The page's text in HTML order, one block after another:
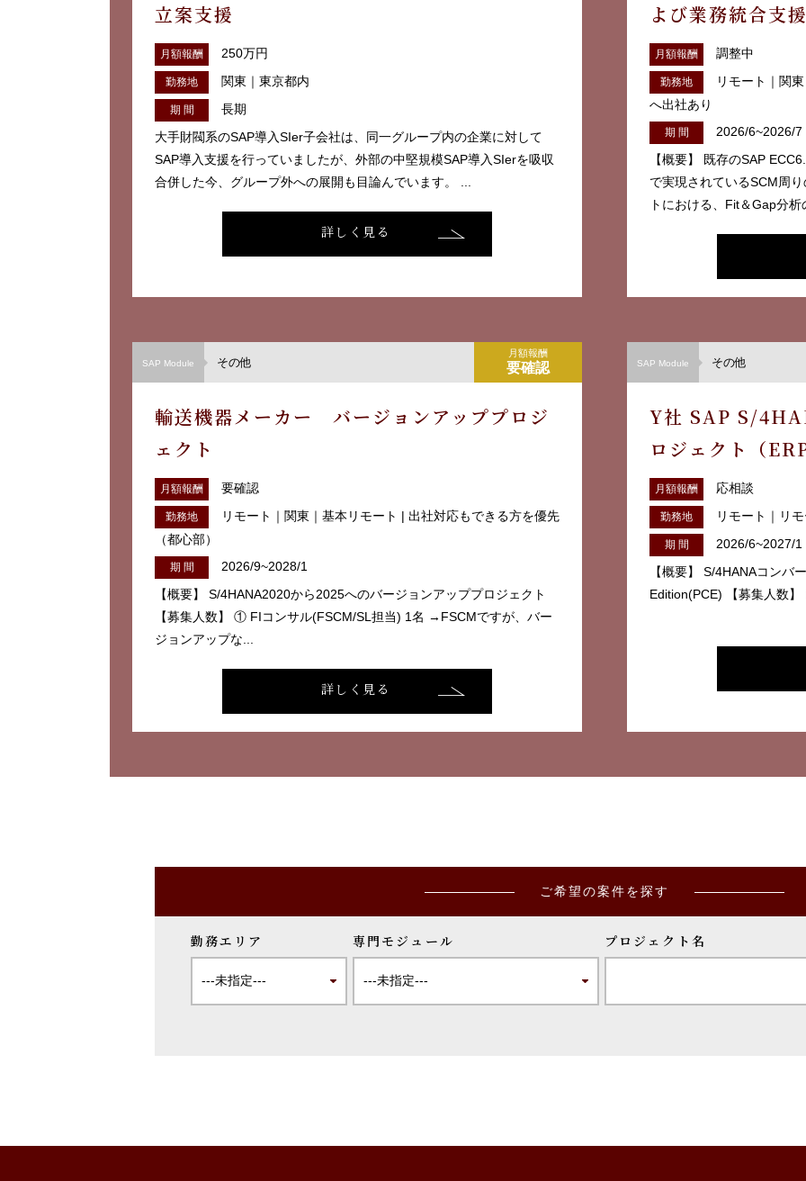
立案支援
月額報酬 250万円
勤務地 関東｜東京都内
期 間
長期
大手財閥系のSAP導入SIer子会社は、同一グループ内の企業に対して
SAP導入支援を行っていましたが、外部の中堅規模SAP導入SIerを吸収
合併した今、グループ外への展開も目論んでいます。 ...
詳しく見る
よび業務統合支援
月額報酬 調整中
勤務地
リモート｜関
へ出社あり
期 間
2026/6~2026/7
【概要】 既存のSAP
で実現されているSCM周
トにおける、Fit＆Gap分析
SAP Module その他
月額報酬
要確認
輸送機器メーカー バージョンアッププロジ
ェクト
月額報酬 要確認
勤務地
リモート｜関東｜基本リモート | 出社対応もできる方を優先
（都心部）
期 間
2026/9~2028/1
【概要】 S/4HANA2020から2025へのバージョンアッププロジェクト
【募集人数】 ① FIコンサル(FSCM/SL担当) 1名 →FSCMですが、バー
ジョンアップな...
詳しく見る
SAP Module その他
Y社 SAP S/
ロジェクト（
行）
月額報酬 応相談
勤務地 リモート｜リモ
期 間
2026/6~2027/1
【概要】 S/4HANAコン
Edition(PCE) 【募集人数】
ご希望の案件を探す
勤務エリア 専門モジュール プロジェクト名